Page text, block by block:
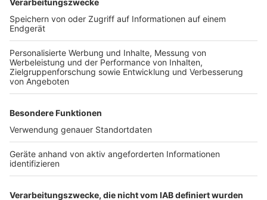
Gehwegen, Treppen und Rampen vorgesehen. Bei
Verstößen gegen die neue Regelung droht eine
Geldbuße von 200 Euro.
Anzeige
Anzeige
Haushaltsentwurf in Kerpen abgelehnt
Unter Drogen und Alkohol auf Roller unterwegs
Golfball aus Teich gefischt